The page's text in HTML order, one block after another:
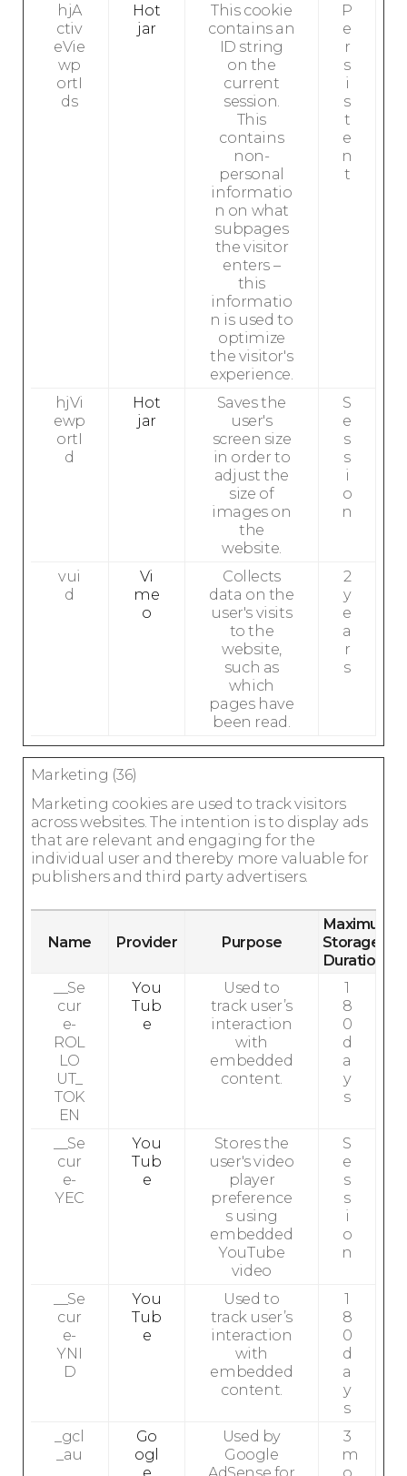
hjA
ctiv
eVie
wp
ortI
ds
Hot
jar
This cookie
contains an
ID string
on the
current
session.
This
contains
non-
personal
informatio
n on what
subpages
the visitor
enters –
this
informatio
n is used to
optimize
the visitor's
experience.
P
e
r
s
i
s
t
e
n
t
hjVi
ewp
ortI
d
Hot
jar
Saves the
user's
screen size
in order to
adjust the
size of
images on
the
website.
S
e
s
s
i
o
n
vui
d
Vi
me
o
Collects
data on the
user's visits
to the
website,
such as
which
pages have
been read.
2
y
e
a
r
s
Marketing (36)
Marketing cookies are used to track visitors
across websites. The intention is to display ads
that are relevant and engaging for the
individual user and thereby more valuable for
publishers and third party advertisers.
Name Provider Purpose
Maximum
Storage
Duration
__Se
cur
e-
ROL
LO
UT_
TOK
EN
You
Tub
e
Used to
track user’s
interaction
with
embedded
content.
1
8
0
d
a
y
s
__Se
cur
e-
YEC
You
Tub
e
Stores the
user's video
player
preference
s using
embedded
YouTube
video
S
e
s
s
i
o
n
__Se
cur
e-
YNI
D
You
Tub
e
Used to
track user’s
interaction
with
embedded
content.
1
8
0
d
a
y
s
_gcl
_au
Go
ogl
Used by
Google
3
m